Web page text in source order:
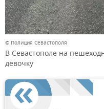
© Полиция Севастополя
В Севастополе на
девочку